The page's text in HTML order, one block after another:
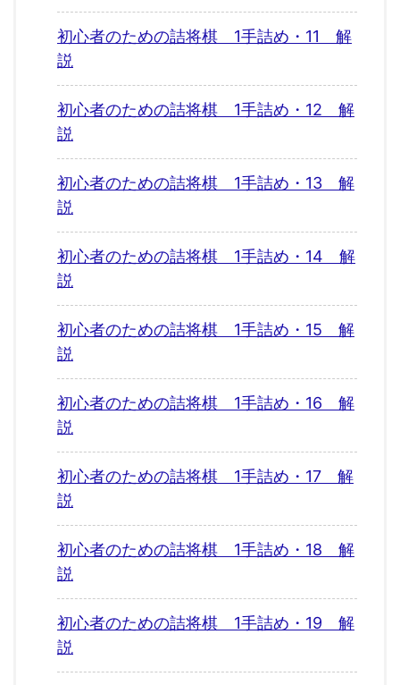
初心者のための詰将棋 1手詰め・11 解
説
初心者のための詰将棋 1手詰め・12 解
説
初心者のための詰将棋 1手詰め・13 解
説
初心者のための詰将棋 1手詰め・14 解
説
初心者のための詰将棋 1手詰め・15 解
説
初心者のための詰将棋 1手詰め・16 解
説
初心者のための詰将棋 1手詰め・17 解
説
初心者のための詰将棋 1手詰め・18 解
説
初心者のための詰将棋 1手詰め・19 解
説